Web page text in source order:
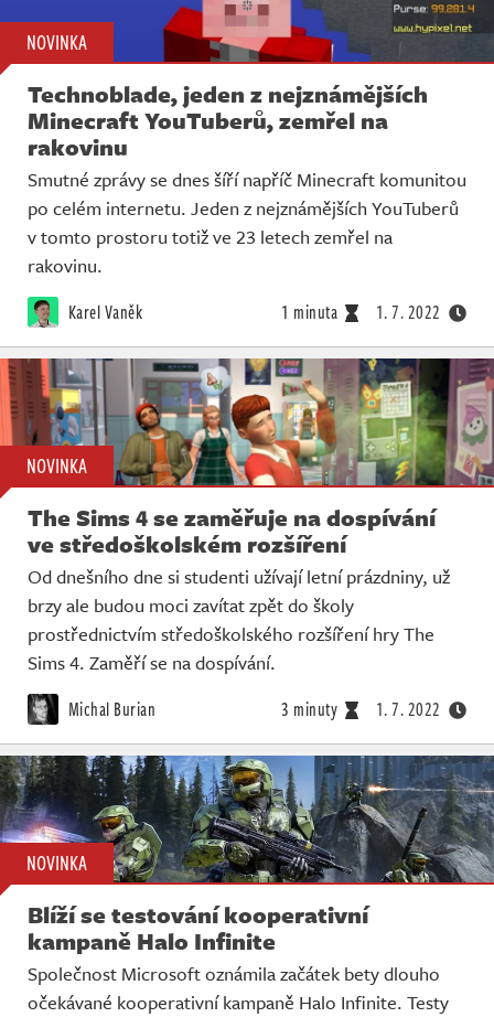
NOVINKA
Technoblade, jeden z nejznámějších
Minecraft YouTuberů, zemřel na
rakovinu
Smutné zprávy se dnes šíří napříč Minecraft komunitou
po celém internetu. Jeden z nejznámějších YouTuberů
v tomto prostoru totiž ve 23 letech zemřel na
rakovinu.
Karel Vaněk 1 minuta 1. 7. 2022
NOVINKA
The Sims 4 se zaměřuje na dospívání
ve středoškolském rozšíření
Od dnešního dne si studenti užívají letní prázdniny, už
brzy ale budou moci zavítat zpět do školy
prostřednictvím středoškolského rozšíření hry The
Sims 4. Zaměří se na dospívání.
Michal Burian 3 minuty 1. 7. 2022
NOVINKA
Blíží se testování kooperativní
kampaně Halo Infinite
Společnost Microsoft oznámila začátek bety dlouho
očekávané kooperativní kampaně Halo Infinite. Testy